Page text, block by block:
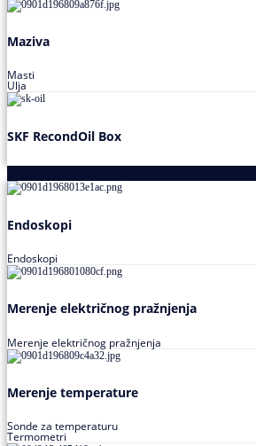
Maziva
Masti
Ulja
SKF RecondOil Box
Endoskopi
Endoskopi
Merenje električnog pražnjenja
Merenje električnog pražnjenja
Merenje temperature
Sonde za temperaturu
Termometri